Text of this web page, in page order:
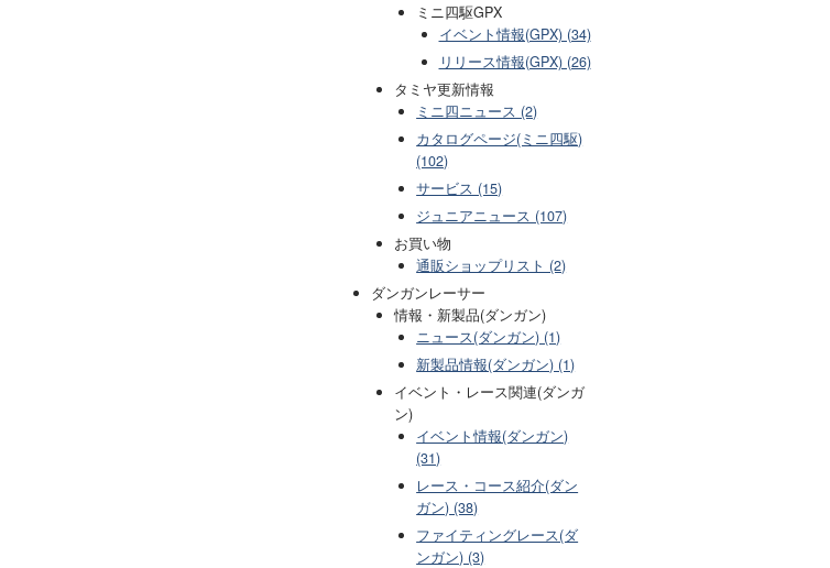
ミニ四駆GPX
イベント情報(GPX) (34)
リリース情報(GPX) (26)
タミヤ更新情報
ミニ四ニュース (2)
カタログページ(ミニ四駆)
(102)
サービス (15)
ジュニアニュース (107)
お買い物
通販ショップリスト (2)
ダンガンレーサー
情報・新製品(ダンガン)
ニュース(ダンガン) (1)
新製品情報(ダンガン) (1)
イベント・レース関連(ダンガ
ン)
イベント情報(ダンガン)
(31)
レース・コース紹介(ダン
ガン) (38)
ファイティングレース(ダ
ンガン) (3)